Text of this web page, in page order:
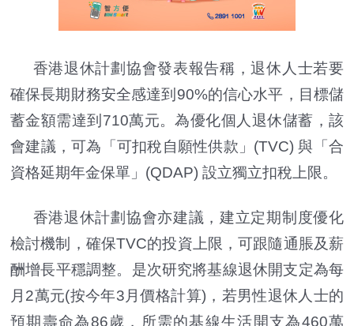
香港退休計劃協會發表報告稱，退休人士若要
確保長期財務安全感達到90%的信心水平，目標儲
蓄金額需達到710萬元。為優化個人退休儲蓄，該
會建議，可為「可扣稅自願性供款」(TVC) 與「合
資格延期年金保單」(QDAP) 設立獨立扣稅上限。
香港退休計劃協會亦建議，建立定期制度優化
檢討機制，確保TVC的投資上限，可跟隨通脹及薪
酬增長平穩調整。是次研究將基線退休開支定為每
月2萬元(按今年3月價格計算)，若男性退休人士的
預期壽命為86歲，所需的基線生活開支為460萬